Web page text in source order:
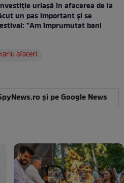
uriașă în afacerea de la
un pas important și se
”Am împrumutat bani
afaceri
și pe Google News